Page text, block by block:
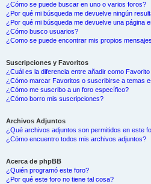
¿Cómo se puede buscar en uno o varios foros?
¿Por qué mi búsqueda me devuelve ningún
¿Por qué mi búsqueda me devuelve una página
¿Cómo busco usuarios?
¿Como se puede encontrar mis propios
Suscripciones y Favoritos
¿Cuál es la diferencia entre añadir como
¿Cómo marcar Favoritos o suscribirse a temas
¿Cómo me suscribo a un foro específico?
¿Cómo borro mis suscripciones?
Archivos Adjuntos
¿Qué archivos adjuntos son permitidos en este
¿Cómo encuentro todos mis archivos adjuntos?
Acerca de phpBB
¿Quién programó este foro?
¿Por qué este foro no tiene tal cosa?